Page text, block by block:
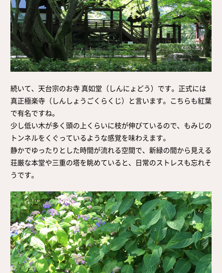
続いて、天台宗のお寺 真如堂（しんにょどう）です。正式には
真正極楽寺（しんしょうごくらくじ）と言います。こちらも紅葉
で有名ですね。
少し低い木が多く頭の上くらいに枝が伸びているので、もみじの
トンネルをくぐっているような感覚を味わえます。
静かでゆったりとした時間が流れる空間で、新緑の間から見える
荘厳な本堂や三重の塔を眺めていると、日常のストレスも忘れそ
うです。